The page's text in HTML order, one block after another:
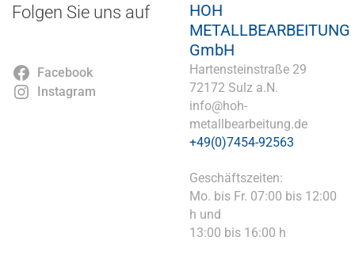
Folgen Sie uns auf
Facebook
Instagram
HOH
METALLBEARBEITUNG
GmbH
Hartensteinstraße 29
72172 Sulz a.N.
info@hoh-
metallbearbeitung.de
+49(0)7454-92563
Geschäftszeiten:
Mo. bis Fr. 07:00 bis 12:00
h und
13:00 bis 16:00 h